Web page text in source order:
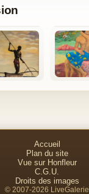
Accueil
Plan du site
Vue sur Honfleur
C.G.U.
Droits des images
© 2007-2026 LiveGalerie